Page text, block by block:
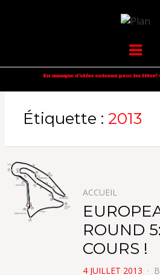
Étiquette : 2013
ACCUEIL
ROUND
COURS !
POSTED
4 JUILLET 2013